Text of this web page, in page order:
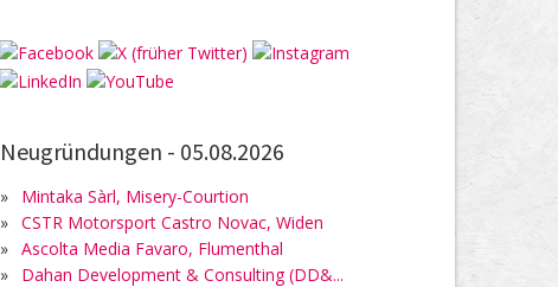
Neugründungen - 05.08.2026
»
Mintaka Sàrl, Misery-Courtion
» CSTR Motorsport Castro Novac, Widen
» Ascolta Media Favaro, Flumenthal
»
Dahan Development & Consulting (DD&...